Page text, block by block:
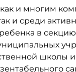
и многим
и среди
в
школы